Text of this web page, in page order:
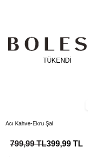
TÜKENDI
Acı Kahve-Ekru Şal
399,99 TL
799,99 TL